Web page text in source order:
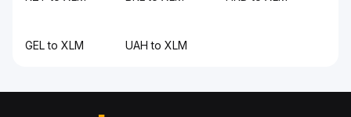
GEL to XLM UAH to XLM